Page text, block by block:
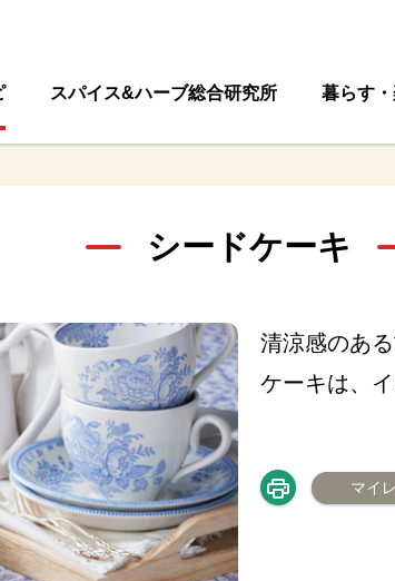
スパイス&ハーブ総合研究所 暮らす
シードケーキ
清涼感のあ
ケーキは、
マイ